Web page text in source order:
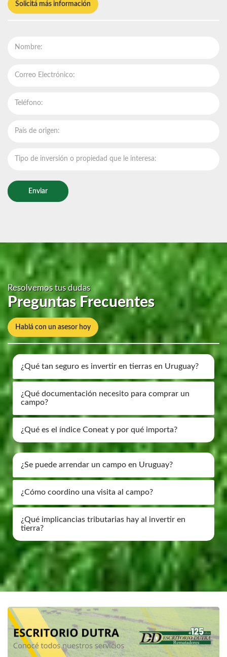
Solicitá más información
Enviar
Resolvemos tus dudas
Preguntas Frecuentes
Hablá con un asesor hoy
¿Qué tan seguro es invertir en tierras en Uruguay?
¿Qué documentación necesito para comprar un
campo?
¿Qué es el índice Coneat y por qué importa?
¿Se puede arrendar un campo en Uruguay?
¿Cómo coordino una visita al campo?
¿Qué implicancias tributarias hay al invertir en
tierra?